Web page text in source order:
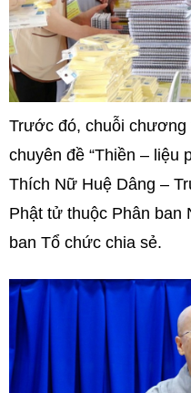
Trước đó, chuỗi
chuyên đề “Thiền – liệu
Thích Nữ Huệ Dâng –
Phật tử thuộc Phân
ban Tổ chức chia sẻ.